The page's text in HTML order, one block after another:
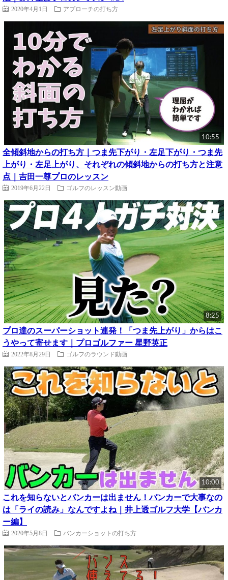
2020年4月1日 アプローチの打ち方
10:55
全傾斜地からの打ち方｜つま先下がり・左足下がり・つま先
上がり・左足上がり、それぞれの傾斜地からの打ち方と注意
点｜吉田一尊プロのレッスン
2019年6月22日 ゴルフのレッスン動画
8:25
プロ達のスーパーショット連発！「つま先上がり」からはこ
うやって寄せます｜プロゴルファー 星野英正
2022年8月29日 ゴルフのラウンド動画
10:00
これを知らないとバンカーは出ません！バンカーで大事なの
は「ライの読み」なんですよね｜井上透ゴルフ大学【バンカ
ー編】
2020年5月8日 バンカーショットの打ち方